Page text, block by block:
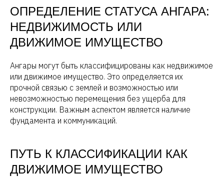
ОПРЕДЕЛЕНИЕ СТАТУСА АНГАРА:
НЕДВИЖИМОСТЬ ИЛИ
ДВИЖИМОЕ ИМУЩЕСТВО
Ангары могут быть классифицированы как недвижимое
или движимое имущество. Это определяется их
прочной связью с землей и возможностью или
невозможностью перемещения без ущерба для
конструкции. Важным аспектом является наличие
фундамента и коммуникаций.
ПУТЬ К КЛАССИФИКАЦИИ КАК
ДВИЖИМОЕ ИМУЩЕСТВО